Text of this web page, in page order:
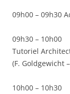
09h00 – 09h30
09h30 – 10h00
Tutoriel
(F. Goldgewicht
10h00 – 10h30